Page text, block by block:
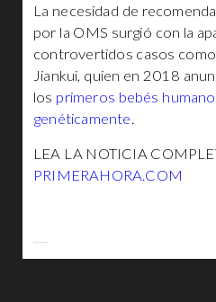
La necesidad de
por la OMS surgió con la
controvertidos casos
Jiankui, quien en 2018
los primeros bebés
genéticamente.
LEA LA NOTICIA
PRIMERAHORA.COM